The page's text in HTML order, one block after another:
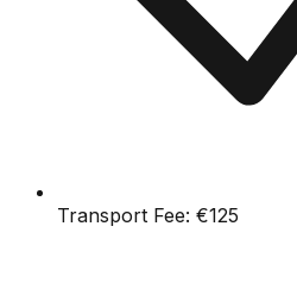
Transport Fee: €125